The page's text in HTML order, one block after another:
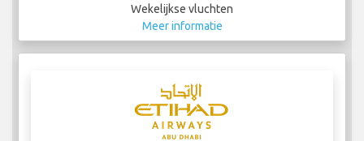
Wekelijkse vluchten
Meer informatie